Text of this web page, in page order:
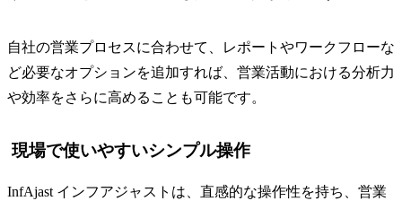
自社の営業プロセスに合わせて、レポートやワークフローな
ど必要なオプションを追加すれば、営業活動における分析力
や効率をさらに高めることも可能です。
現場で使いやすいシンプル操作
InfAjast インフアジャストは、直感的な操作性を持ち、営業